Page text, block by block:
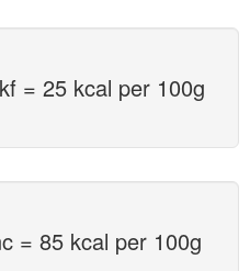
= 25 kcal per 100g
= 85 kcal per 100g